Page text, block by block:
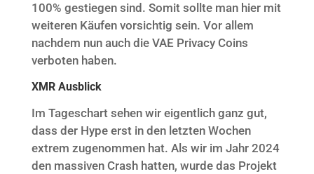
100% gestiegen sind. Somit sollte man hier mit
weiteren Käufen vorsichtig sein. Vor allem
nachdem nun auch die VAE Privacy Coins
verboten haben.
XMR Ausblick
Im Tageschart sehen wir eigentlich ganz gut,
dass der Hype erst in den letzten Wochen
extrem zugenommen hat. Als wir im Jahr 2024
den massiven Crash hatten, wurde das Projekt